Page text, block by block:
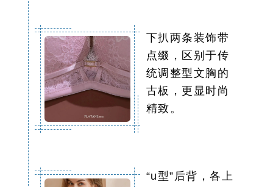
下扒两条装饰带
点缀，区别于传
统调整型文胸的
古板，更显时尚
精致。
“u型”后背，各上